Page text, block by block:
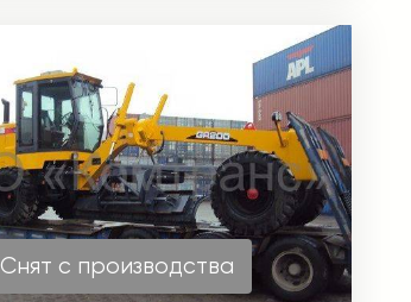
Снят с производства